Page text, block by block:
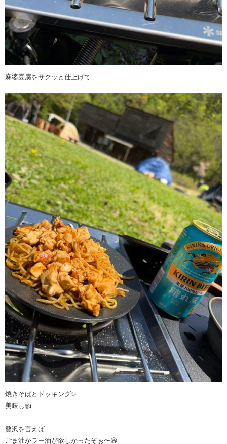
麻婆豆腐をサクッと仕上げて
焼きそばとドッキング✨
美味し👍
贅沢を言えば…
ごま油かラー油が欲しかったぞぉ〜😆